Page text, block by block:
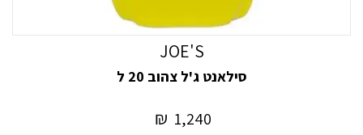
JOE'S
סילאנט ג'ל צהוב 20 ל
1,240
₪